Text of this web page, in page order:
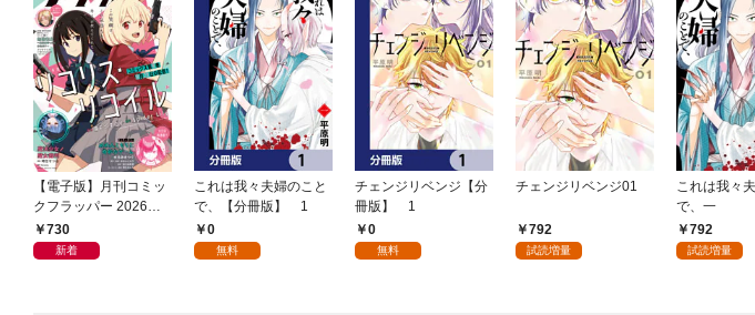
【電子版】月刊コミッ
クフラッパー 2026年9
月号730
新着
これは我々夫婦のこと
で、【分冊版】 1
0
無料
チェンジリベンジ【分
冊版】 1
0
無料
チェンジリベンジ01
792
試読増量
これは我々
で、一
792
試読増量